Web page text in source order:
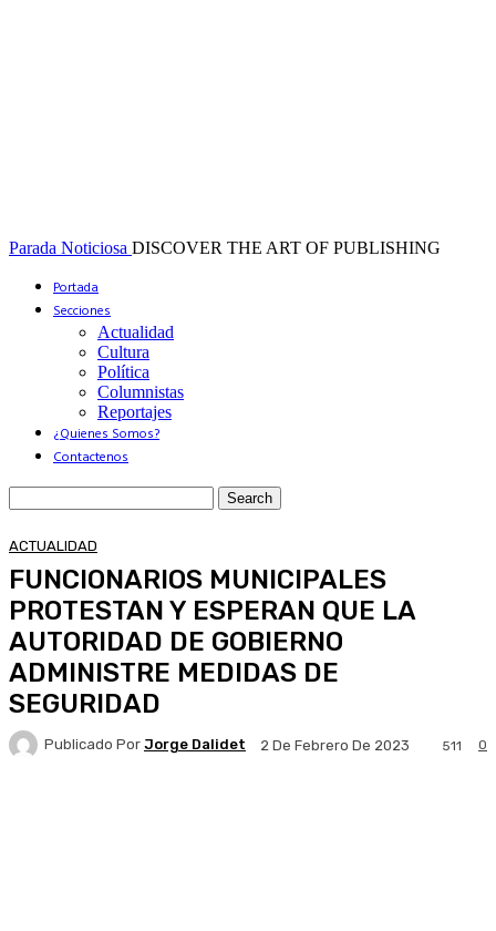
Parada Noticiosa DISCOVER THE ART OF PUBLISHING
Portada
Secciones
Actualidad
Cultura
Política
Columnistas
Reportajes
¿Quienes Somos?
Contactenos
ACTUALIDAD
FUNCIONARIOS MUNICIPALES
PROTESTAN Y ESPERAN QUE LA
AUTORIDAD DE GOBIERNO
ADMINISTRE MEDIDAS DE
SEGURIDAD
Publicado Por Jorge Dalidet 2 De Febrero De 2023 0
511